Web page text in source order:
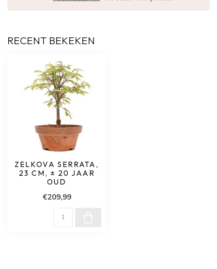
RECENT BEKEKEN
ZELKOVA SERRATA,
23 CM, ± 20 JAAR
OUD
€209,99